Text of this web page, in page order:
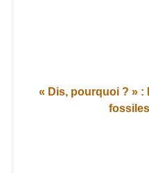
« Dis, pourquoi ? » :